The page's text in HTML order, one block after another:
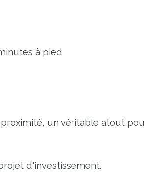
à pied
proximité, un véritable atout
d'investissement.